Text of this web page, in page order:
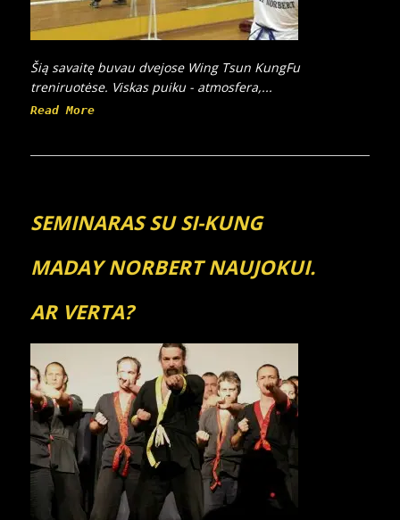
Šią savaitę buvau dvejose Wing Tsun KungFu
treniruotėse. Viskas puiku - atmosfera,...
Read More
SEMINARAS SU SI-KUNG
MADAY NORBERT NAUJOKUI.
AR VERTA?